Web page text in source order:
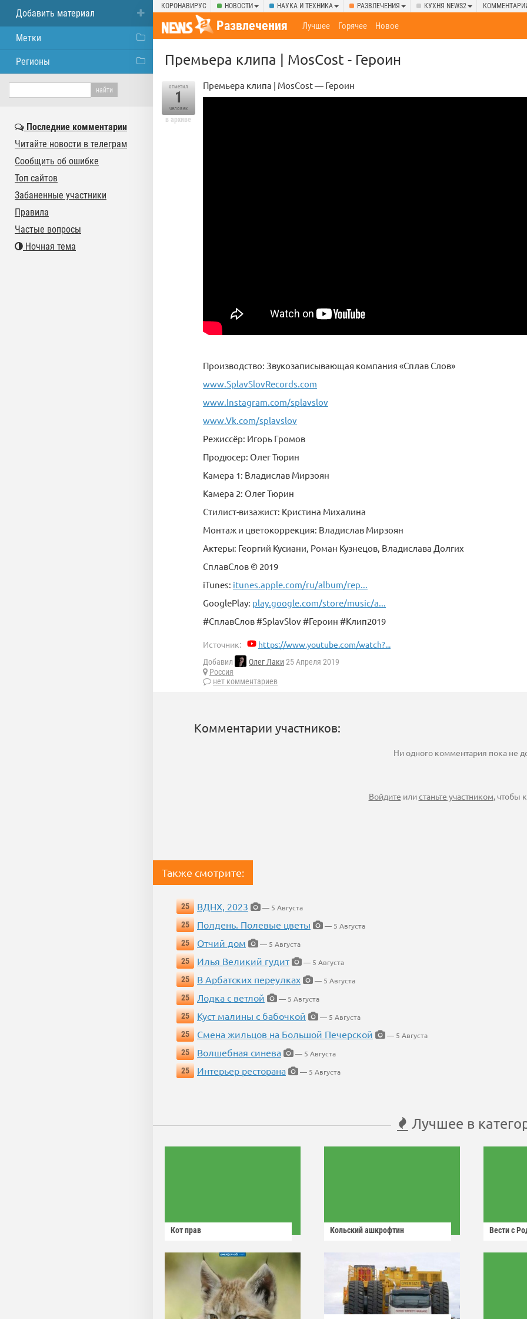
КОРОНАВИРУС НОВОСТИ НАУКА И ТЕХНИКА РАЗВЛЕЧЕНИЯ КУХНЯ NEWS2
Развлечения Лучшее Горячее Новое
Премьера клипа | MosCost - Героин
отметил
1
человек
в архиве
Премьера клипа | MosCost — Героин
Производство: Звукозаписывающая компания «Сплав Слов»
www.SplavSlovRecords.com
www.Instagram.com/splavslov
www.Vk.com/splavslov
Режиссёр: Игорь Громов
Продюсер: Олег Тюрин
Камера 1: Владислав Мирзоян
Камера 2: Олег Тюрин
Стилист-визажист: Кристина Михалина
Монтаж и цветокоррекция: Владислав Мирзоян
Актеры: Георгий Кусиани, Роман Кузнецов, Владислава Долгих
СплавСлов © 2019
iTunes: itunes.apple.com/ru/album/гер...
GooglePlay: play.google.com/store/music/a...
#СплавСлов #SplavSlov #Героин #Клип2019
Источник: https://www.youtube.com/watch?...
Добавил Олег Лаки 25 Апреля 2019
Россия
нет комментариев
Комментарии участников:
Ни одного комментария пока не
Войдите илистаньте участником, чтобы
Также смотрите:
25 ВДНХ, 2023
— 5 Августа
25
Полдень. Полевые цветы
— 5 Августа
25
Отчий дом
— 5 Августа
25
Илья Великий гудит
— 5 Августа
25
В Арбатских переулках
— 5 Августа
25
Лодка с ветлой
— 5 Августа
25
Куст малины с бабочкой
— 5 Августа
25
Смена жильцов на Большой Печерской
— 5 Августа
25
Волшебная синева
— 5 Августа
25
Интерьер ресторана — 5 Августа
Лучшее в
Кот прав Кольский ашкрофтин Вести с
Добавить материал
Метки
Регионы
Последние комментарии
Читайте новости в телеграм
Сообщить об ошибке
Топ сайтов
Забаненные участники
Правила
Частые вопросы
Ночная тема